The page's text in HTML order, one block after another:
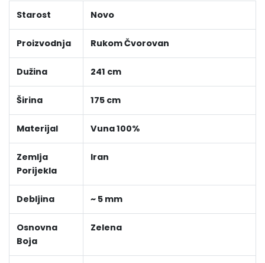
Starost Novo
Proizvodnja Rukom Čvorovan
Dužina 241 cm
Širina 175 cm
Materijal Vuna 100%
Zemlja
Porijekla
Iran
Debljina ~ 5 mm
Osnovna
Boja
Zelena